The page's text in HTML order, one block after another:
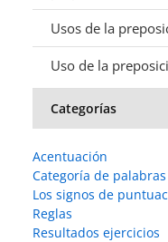
Usos de la
Uso de la
Categorías
Acentuación
Categoría de palabras
Los signos de
Reglas
Resultados ejercicios